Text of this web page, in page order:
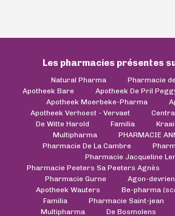
Les pharmacies présentes
Natural Pharma
Pharmacie
Apotheek Bare
Apotheek De Pril
Apotheek Moerbeke-Pharma
Apotheek Verhoest - Vervaet
De Witte Harold
Familia
Multipharma
PHARMACIE
Pharmacie De La Cambre
Pharmacie Jacqueline
Pharmacie Peeters Sa Peeters Agnès
Pharmacie Gurne
Agon-
Apotheek Wauters
Be-pharma
Familia
Pharmacie Saint-jean
Multipharma
De Bosmolens